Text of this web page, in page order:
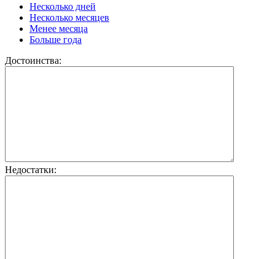
Несколько дней
Несколько месяцев
Менее месяца
Больше года
Достоинства:
Недостатки: